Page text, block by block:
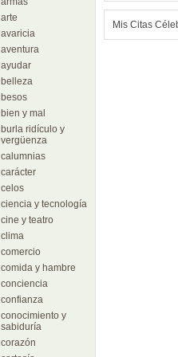
arte
avaricia
aventura
ayudar
belleza
besos
bien y mal
burla ridículo y
vergüenza
calumnias
carácter
celos
ciencia y tecnología
cine y teatro
clima
comercio
comida y hambre
conciencia
confianza
conocimiento y
sabiduría
corazón
Mis Citas